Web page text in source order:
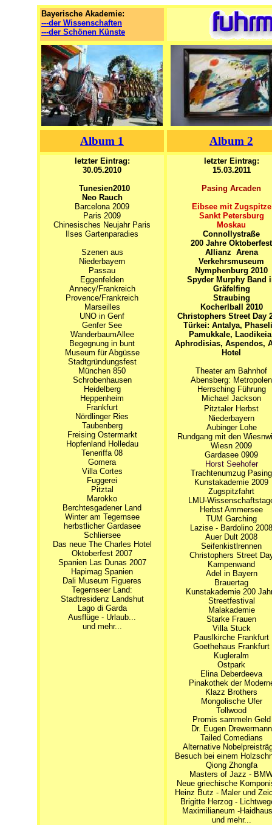
Bayerische Akademie:
---der Wissenschaften
---der Schönen Künste
Album 1 Album 2
letzter Eintrag:
30.05.2010
Tunesien2010
Neo Rauch
Barcelona 2009
Paris 2009
Chinesisches Neujahr Paris
Ilses Gartenparadies
Szenen aus
Niederbayern
Passau
Eggenfelden
Annecy/Frankreich
Provence/Frankreich
Marseilles
UNO in Genf
Genfer See
WanderbaumAllee
Begegnung in bunt
Museum für Abgüsse
Stadtgründungsfest
München 850
Schrobenhausen
Heidelberg
Heppenheim
Frankfurt
Nördlinger Ries
Taubenberg
Freising Ostermarkt
Hopfenland Holledau
Teneriffa 08
Gomera
Villa Cortes
Fuggerei
Pitztal
Marokko
Berchtesgadener Land
Winter am Tegernsee
herbstlicher Gardasee
Schliersee
Das neue The Charles Hotel
Oktoberfest 2007
Spanien Las Dunas 2007
Hapimag Spanien
Dali Museum Figueres
Tegernseer Land:
Stadtresidenz Landshut
Lago di Garda
Ausflüge - Urlaub...
und mehr...
letzter Eintrag:
15.03.2011
Pasing Arcaden
Eibsee mit Zugspitze
Sankt Petersburg
Moskau
Connollystraße
200 Jahre Oktoberfest
Allianz Arena
Verkehrsmuseum
Nymphenburg 2010
Spyder Murphy Band
Gräfelfing
Straubing
Kocherlball 2010
Christophers Street Day
Türkei: Antalya,
Pamukkale,
Aphrodisias, Aspendos,
Hotel
Theater am Bahnhof
Abensberg: Metropolen
Herrsching Führung
Michael Jackson
Pitztaler Herbst
Niederbayern
Aubinger Lohe
Rundgang mit den
Wiesn 2009
Gardasee 0909
Horst Seehofer
Trachtenumzug Pasing
Kunstakademie 2009
Zugspitzfahrt
LMU-
Herbst Ammersee
TUM Garching
Lazise - Bardolino 2008
Auer Dult 2008
Seifenkistlrennen
Christophers Street
Kampenwand
Adel in Bayern
Brauertag
Kunstakademie 200
Streetfestival
Malakademie
Starke Frauen
Villa Stuck
Pauslkirche Frankfurt
Goethehaus Frankfurt
Kugleralm
Ostpark
Elina Deberdeeva
Pinakothek der
Klazz Brothers
Mongolische Ufer
Tollwood
Promis sammeln Geld
Dr. Eugen Drewermann
Tailed Comedians
Alternative
Besuch bei einem
Qiong Zhongfa
Masters of Jazz -
Neue griechische
Heinz Butz - Maler und
Brigitte Herzog -
Maximilianeum -
und mehr...